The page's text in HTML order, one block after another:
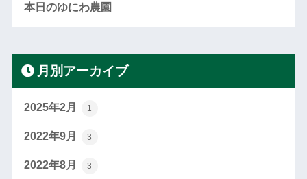
本日のゆにわ農園
月別アーカイブ
2025年2月 1
2022年9月 3
2022年8月 3